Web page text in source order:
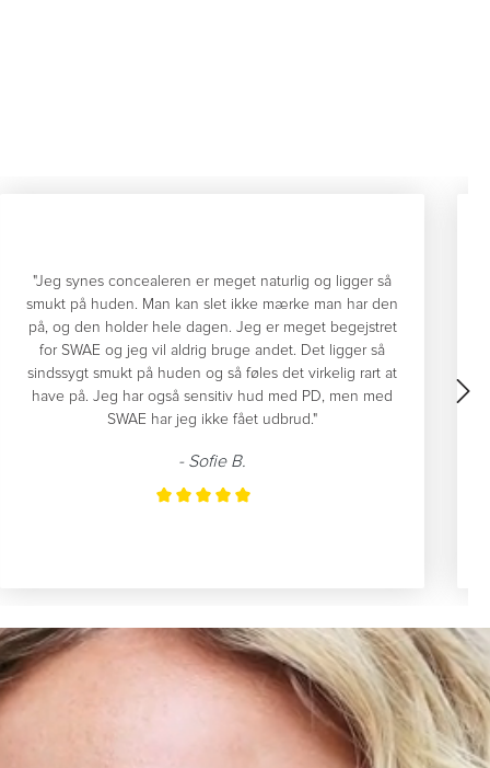
"Jeg synes concealeren er meget naturlig og ligger så
smukt på huden. Man kan slet ikke mærke man har den
på, og den holder hele dagen. Jeg er meget begejstret
for SWAE og jeg vil aldrig bruge andet. Det ligger så
sindssygt smukt på huden og så føles det virkelig rart at
have på. Jeg har også sensitiv hud med PD, men med
SWAE har jeg ikke fået udbrud."
- Sofie B.